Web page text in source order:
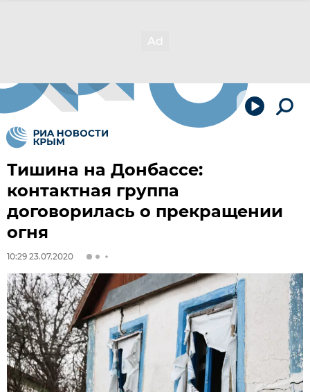
Тишина на Донбассе:
контактная группа
договорилась о прекращении
огня
10:29 23.07.2020